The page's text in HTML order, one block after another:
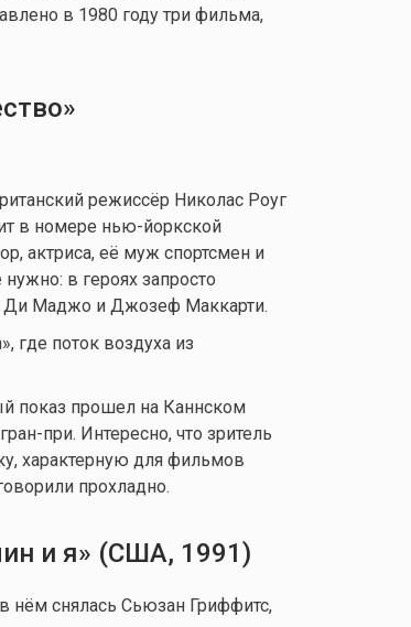
в 1980 году три фильма,
режиссёр Николас Роуг
в номере нью-йоркской
актриса, её муж спортсмен и
в героях запросто
Ди Маджо и Джозеф Маккарти.
где поток воздуха из
показ прошел на Каннском
при. Интересно, что зритель
характерную для фильмов
прохладно.
и я» (США, 1991)
нём снялась Сьюзан Гриффитс,